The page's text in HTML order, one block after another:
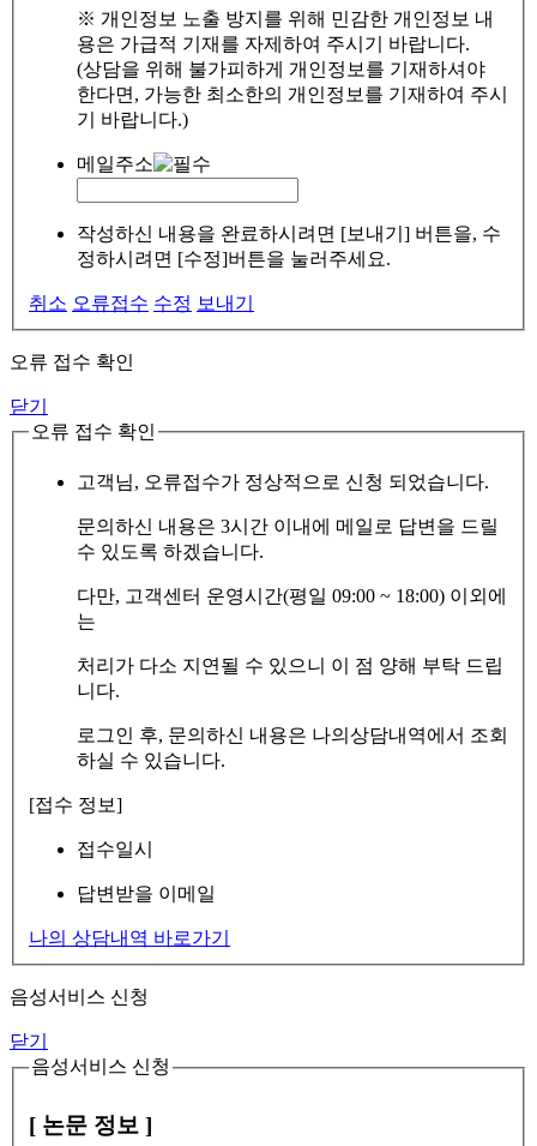
※ 개인정보 노출 방지를 위해 민감한 개인정보 내
용은 가급적 기재를 자제하여 주시기 바랍니다.
(상담을 위해 불가피하게 개인정보를 기재하셔야
한다면, 가능한 최소한의 개인정보를 기재하여 주시
기 바랍니다.)
메일주소
작성하신 내용을 완료하시려면 [보내기] 버튼을, 수
정하시려면 [수정]버튼을 눌러주세요.
취소 오류접수 수정 보내기
오류 접수 확인
닫기
오류 접수 확인
고객님, 오류접수가 정상적으로 신청 되었습니다.
문의하신 내용은 3시간 이내에 메일로 답변을 드릴
수 있도록 하겠습니다.
다만, 고객센터 운영시간(평일 09:00 ~ 18:00) 이외에
는
처리가 다소 지연될 수 있으니 이 점 양해 부탁 드립
니다.
로그인 후, 문의하신 내용은 나의상담내역에서 조회
하실 수 있습니다.
[접수 정보]
접수일시
답변받을 이메일
나의 상담내역 바로가기
음성서비스 신청
닫기
음성서비스 신청
[ 논문 정보 ]